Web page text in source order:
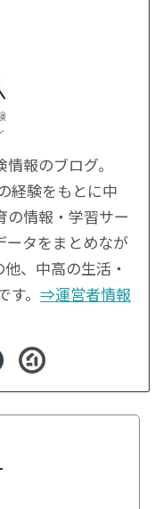
報のブログ。
経験をもとに中
の情報・学習サー
ータをまとめなが
、中高の生活・
。 ⇒運営者情報